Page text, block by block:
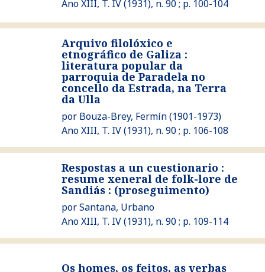
Ano XIII, T. IV (1931), n. 90 ; p. 100-104
Ver Arquivo filolóxico e etnográfico de Galiza : literatura
Arquivo filolóxico e
etnográfico de Galiza :
literatura popular da
parroquia de Paradela no
concello da Estrada, na Terra
da Ulla
por Bouza-Brey, Fermín(1901-1973)
Ano XIII, T. IV (1931), n. 90 ; p. 106-108
Ver Respostas a un cuestionario : resume xeneral de folk-
Respostas a un cuestionario :
resume xeneral de folk-lore de
Sandiás : (proseguimento)
porSantana, Urbano
Ano XIII, T. IV (1931), n. 90 ; p. 109-114
Os homes, os feitos, as verbas